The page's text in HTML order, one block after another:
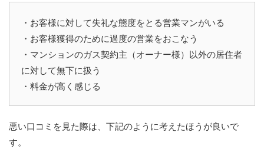
・お客様に対して失礼な態度をとる営業マンがいる
・お客様獲得のために過度の営業をおこなう
・マンションのガス契約主（オーナー様）以外の居住者
に対して無下に扱う
・料金が高く感じる
悪い口コミを見た際は、下記のように考えたほうが良いで
す。